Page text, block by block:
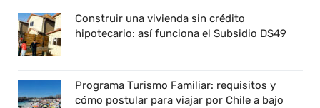
Construir una vivienda sin crédito
hipotecario: así funciona el Subsidio DS49
Programa Turismo Familiar: requisitos y
cómo postular para viajar por Chile a bajo